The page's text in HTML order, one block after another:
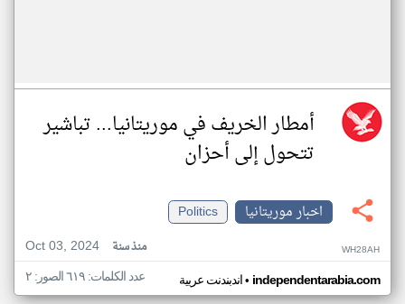
أمطار الخريف في موريتانيا... تباشير
تتحول إلى أحزان
اخبار موريتانيا
Politics
Oct 03, 2024
منذ سنة WH28AH
اندبندنت عربية• independentarabia.com عدد الكلمات: ٦١٩ الصور: ٢